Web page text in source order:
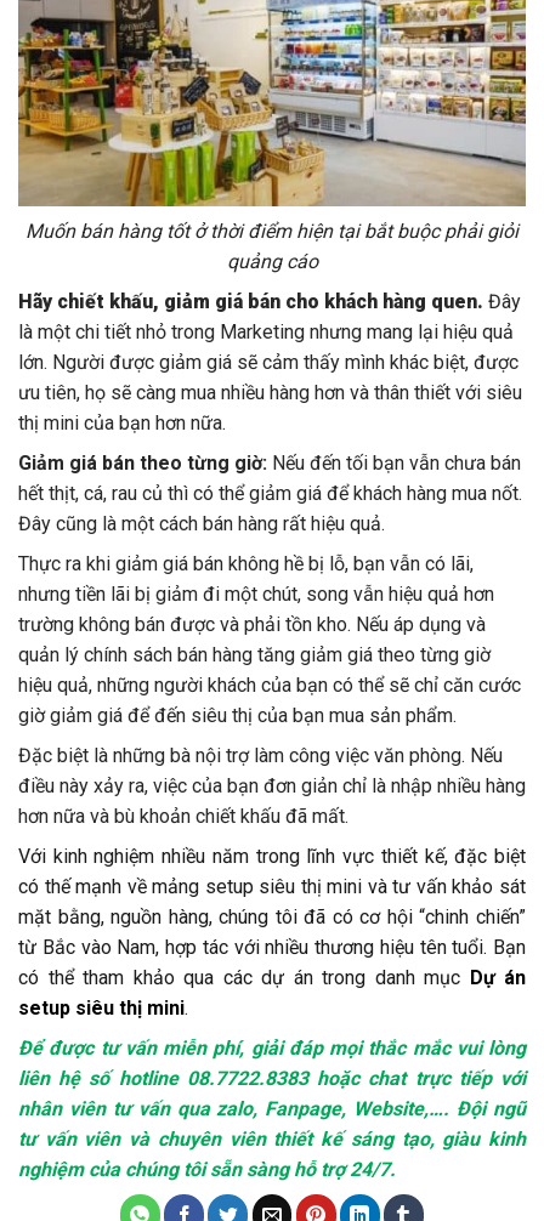
Muốn bán hàng tốt ở thời điểm hiện tại bắt buộc phải giỏi
quảng cáo
Hãy chiết khấu, giảm giá bán cho khách hàng quen. Đây
là một chi tiết nhỏ trong Marketing nhưng mang lại hiệu quả
lớn. Người được giảm giá sẽ cảm thấy mình khác biệt, được
ưu tiên, họ sẽ càng mua nhiều hàng hơn và thân thiết với siêu
thị mini của bạn hơn nữa.
Giảm giá bán theo từng giờ: Nếu đến tối bạn vẫn chưa bán
hết thịt, cá, rau củ thì có thể giảm giá để khách hàng mua nốt.
Đây cũng là một cách bán hàng rất hiệu quả.
Thực ra khi giảm giá bán không hề bị lỗ, bạn vẫn có lãi,
nhưng tiền lãi bị giảm đi một chút, song vẫn hiệu quả hơn
trường không bán được và phải tồn kho. Nếu áp dụng và
quản lý chính sách bán hàng tăng giảm giá theo từng giờ
hiệu quả, những người khách của bạn có thể sẽ chỉ căn cước
giờ giảm giá để đến siêu thị của bạn mua sản phẩm.
Đặc biệt là những bà nội trợ làm công việc văn phòng. Nếu
điều này xảy ra, việc của bạn đơn giản chỉ là nhập nhiều hàng
hơn nữa và bù khoản chiết khấu đã mất.
Với kinh nghiệm nhiều năm trong lĩnh vực thiết kế, đặc biệt
có thế mạnh về mảng setup siêu thị mini và tư vấn khảo sát
mặt bằng, nguồn hàng, chúng tôi đã có cơ hội “chinh chiến”
từ Bắc vào Nam, hợp tác với nhiều thương hiệu tên tuổi. Bạn
có thể tham khảo qua các dự án trong danh mục Dự án
setup siêu thị mini.
Để được tư vấn miễn phí, giải đáp mọi thắc mắc vui lòng
liên hệ số hotline 08.7722.8383 hoặc chat trực tiếp với
nhân viên tư vấn qua zalo, Fanpage, Website,…. Đội ngũ
tư vấn viên và chuyên viên thiết kế sáng tạo, giàu kinh
nghiệm của chúng tôi sẵn sàng hỗ trợ 24/7.